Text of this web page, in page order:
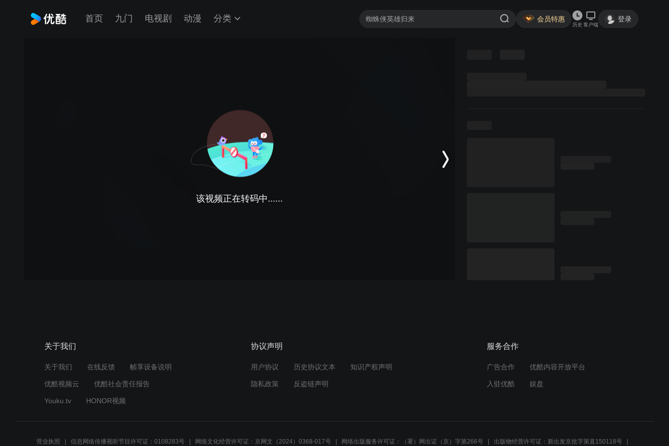
首页 九门 电视剧 动漫 分类 会员特惠
历史 客户端
登录
该视频正在转码中......
关于我们
关于我们 在线反馈 帧享设备说明
优酷视频云 优酷社会责任报告
Youku.tv HONOR视频
协议声明
用户协议 历史协议文本 知识产权声明
隐私政策 反盗链声明
服务合作
广告合作 优酷内容开放平台
入驻优酷 娱盘
营业执照 信息网络传播视听节目许可证：0108283号 网络文化经营许可证：京网文（2024）0368-017号 网络出版服务许可证：（署）网出证（京）字第266号 出版物经营许可证：新出发京批字第直150118号